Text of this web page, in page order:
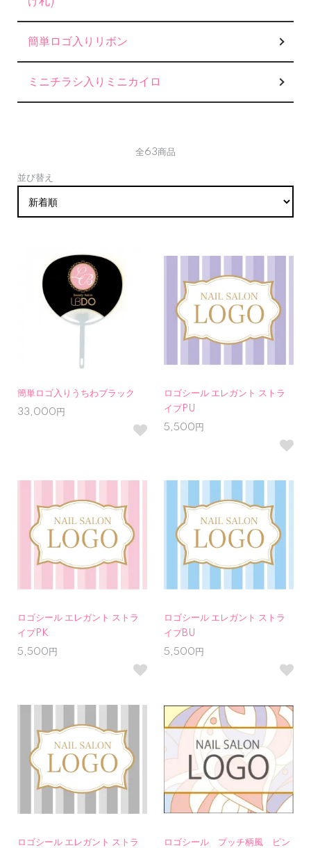
簡単ロゴ入りリボン
ミニチラシ入りミニカイロ
全63商品
並び替え
簡単ロゴ入りうちわブラック
33,000円
ロゴシール エレガント ストラ
イプPU
5,500円
ロゴシール エレガント ストラ
イプPK
5,500円
ロゴシール エレガント ストラ
イプBU
5,500円
ロゴシール エレガント ストラ
ロゴシール プッチ柄風 ピン